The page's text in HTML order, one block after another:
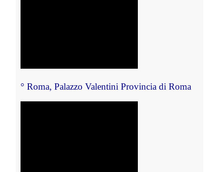
° Roma, Palazzo Valentini Provincia di Roma